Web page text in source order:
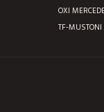
OXI
TF-MUSTONI